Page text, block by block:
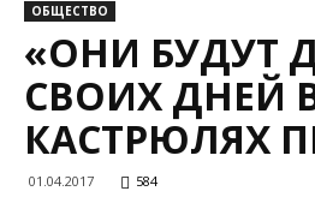
ОБЩЕСТВО
«ОНИ БУДУТ
СВОИХ ДНЕЙ
КАСТРЮЛЯХ
01.04.2017 584